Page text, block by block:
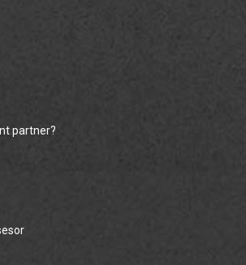
partner?